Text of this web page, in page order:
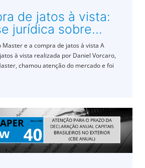
de jatos à vista:
jurídica sobre...
Master e a compra de jatos à vista A
à vista realizada por Daniel Vorcaro,
chamou atenção do mercado e foi